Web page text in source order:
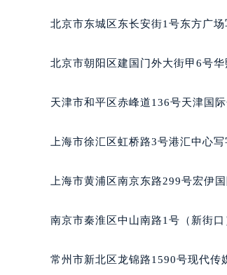
福州市鼓楼区五四
重庆市江北区观音
郑州市二七区铭功
沈阳市沈河区中街
乌鲁木齐市天山
哈尔滨市道里区友
佛山市禅城区季华
北京市东城区东长安街1号东方广
北京市朝阳区建国门外大街甲6号
天津市和平区赤峰道136号天津国
上海市徐汇区虹桥路3号港汇中心
上海市黄浦区南京东路299号宏伊
南京市秦淮区中山南路1号（新街
常州市新北区龙锦路1590号现代传